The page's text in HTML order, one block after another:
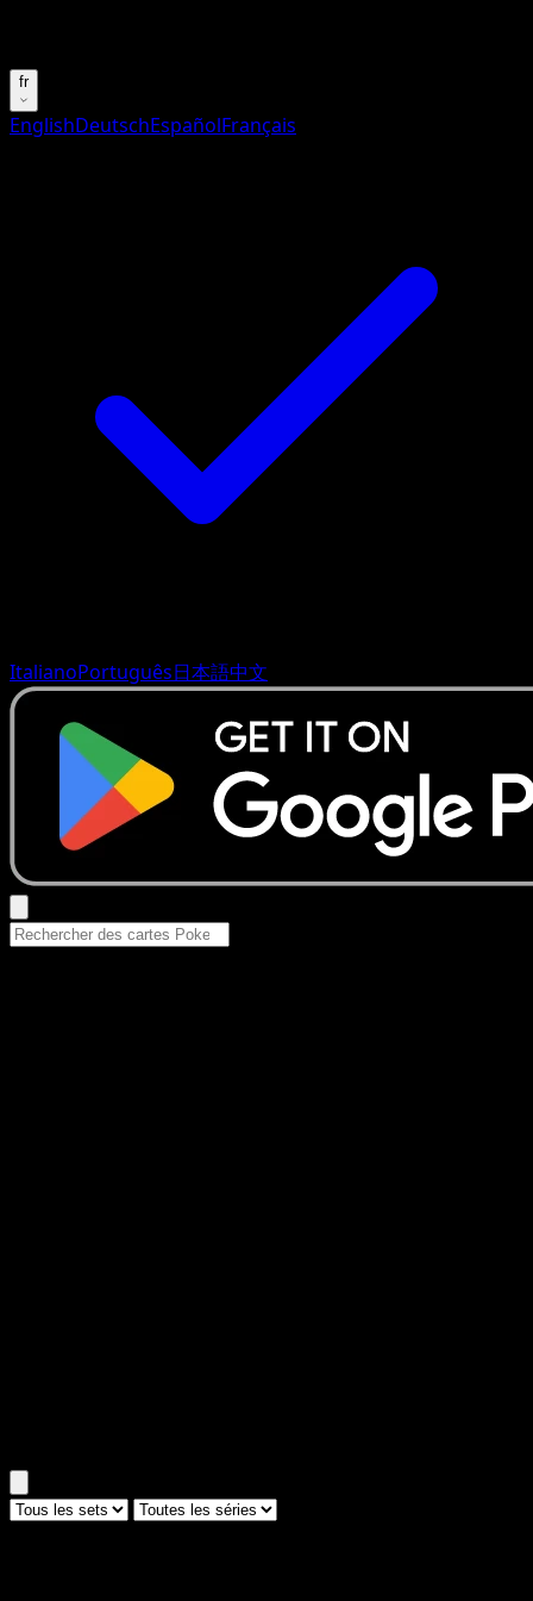
fr
EnglishDeutschEspañolFrançais
ItalianoPortuguês日本語中文